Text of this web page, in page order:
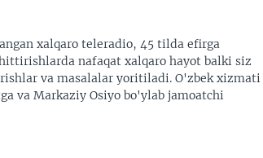
xalqaro teleradio, 45 tilda efirga
nafaqat xalqaro hayot balki siz
va masalalar yoritiladi. O'zbek xizmati
va Markaziy Osiyo bo'ylab jamoatchi